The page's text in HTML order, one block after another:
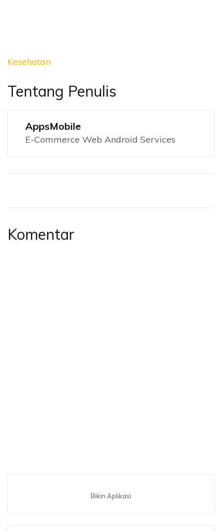
Kesehatan
Tentang Penulis
AppsMobile
E-Commerce Web Android Services
Komentar
Bikin Aplikasi